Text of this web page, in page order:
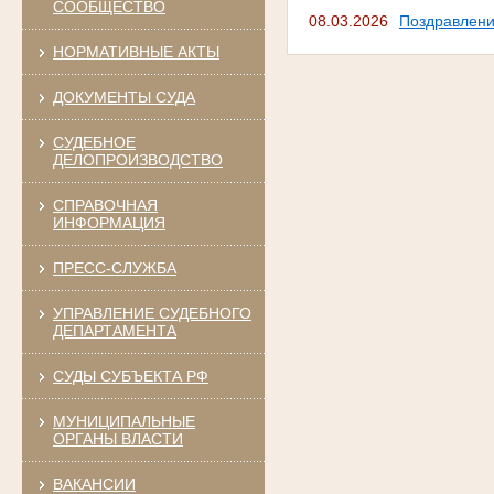
СООБЩЕСТВО
НОРМАТИВНЫЕ АКТЫ
ДОКУМЕНТЫ СУДА
СУДЕБНОЕ
ДЕЛОПРОИЗВОДСТВО
СПРАВОЧНАЯ
ИНФОРМАЦИЯ
ПРЕСС-СЛУЖБА
УПРАВЛЕНИЕ СУДЕБНОГО
ДЕПАРТАМЕНТА
СУДЫ СУБЪЕКТА РФ
МУНИЦИПАЛЬНЫЕ
ОРГАНЫ ВЛАСТИ
ВАКАНСИИ
08.03.2026